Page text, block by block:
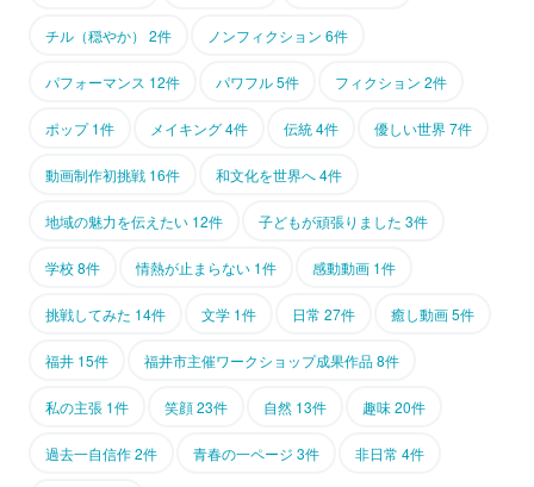
チル（穏やか） 2件 ノンフィクション 6件
パフォーマンス 12件 パワフル 5件 フィクション 2件
ポップ 1件 メイキング 4件 伝統 4件 優しい世界 7件
動画制作初挑戦 16件 和文化を世界へ 4件
地域の魅力を伝えたい 12件 子どもが頑張りました 3件
学校 8件 情熱が止まらない 1件 感動動画 1件
挑戦してみた 14件 文学 1件 日常 27件 癒し動画 5件
福井 15件 福井市主催ワークショップ成果作品 8件
私の主張 1件 笑顔 23件 自然 13件 趣味 20件
過去一自信作 2件 青春の一ページ 3件 非日常 4件